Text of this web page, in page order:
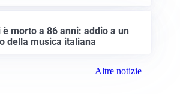
è morto a 86 anni: addio a un
della musica italiana
Altre notizie